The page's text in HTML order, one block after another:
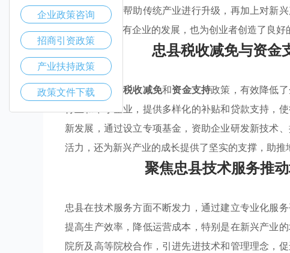
服务的引导，帮助传统产业进行升级，再加上对新
不仅维护了现有企业的发展，也为创业者创造了良好
忠县税收减免与资金
忠县通过实施税收减免和资金支持政策，有效降低
行业和中小企业，提供多样化的补贴和贷款支持，
新发展，通过设立专项基金，资助企业研发新技术
活力，还为新兴产业的成长提供了坚实的支撑，助推
聚焦忠县技术服务推
忠县在技术服务方面不断发力，通过建立专业化服
提高生产效率，降低运营成本，特别是在新兴产业
院所及高等院校合作，引进先进技术和管理理念，
企业政策咨询
招商引资政策
产业扶持政策
政策文件下载